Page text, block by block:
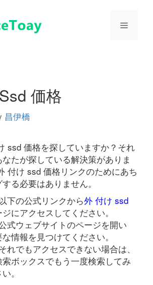
メ
価格
昌伊橋
ssd 価格を探していますか？それ
たが探している解決策がありま
付け ssd 価格リンクのためにあち
る必要はありません。
下の公式リンクから外 付け ssd
にアクセスしてください。
式ウェブサイトのページを開い
情報を見つけてください。
れでもアクセスできない場合は、
ボックスでもう一度検索してみ
。